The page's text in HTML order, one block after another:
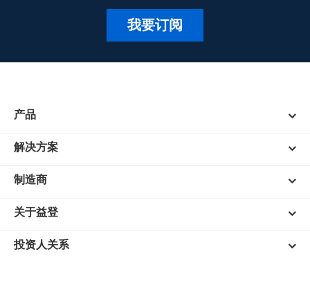
我要订阅
产品
解决方案
制造商
关于益登
投资人关系